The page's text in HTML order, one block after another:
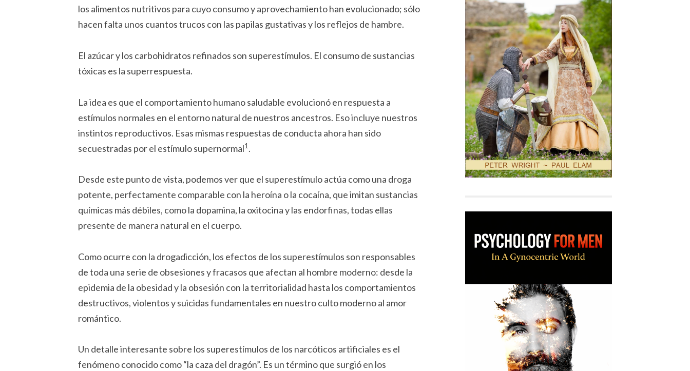
los alimentos nutritivos para cuyo consumo y aprovechamiento han evolucionado; sólo
hacen falta unos cuantos trucos con las papilas gustativas y los reflejos de hambre.
El azúcar y los carbohidratos refinados son superestímulos. El consumo de sustancias
tóxicas es la superrespuesta.
La idea es que el comportamiento humano saludable evolucionó en respuesta a
estímulos normales en el entorno natural de nuestros ancestros. Eso incluye nuestros
instintos reproductivos. Esas mismas respuestas de conducta ahora han sido
secuestradas por el estímulo supernormal1 .
Desde este punto de vista, podemos ver que el superestímulo actúa como una droga
potente, perfectamente comparable con la heroína o la cocaína, que imitan sustancias
químicas más débiles, como la dopamina, la oxitocina y las endorfinas, todas ellas
presente de manera natural en el cuerpo.
Como ocurre con la drogadicción, los efectos de los superestímulos son responsables
de toda una serie de obsesiones y fracasos que afectan al hombre moderno: desde la
epidemia de la obesidad y la obsesión con la territorialidad hasta los comportamientos
destructivos, violentos y suicidas fundamentales en nuestro culto moderno al amor
romántico.
Un detalle interesante sobre los superestímulos de los narcóticos artificiales es el
fenómeno conocido como “la caza del dragón”. Es un término que surgió en los